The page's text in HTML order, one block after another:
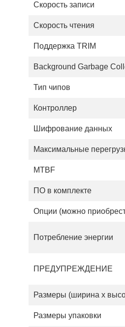
Скорость записи
Скорость чтения
Поддержка TRIM
Background Garbage
Тип чипов
Контроллер
Шифрование данных
Максимальные
MTBF
ПО в комплекте
Опции (можно
Потребление энергии
ПРЕДУПРЕЖДЕНИЕ
Размеры (ширина х
Размеры упаковки